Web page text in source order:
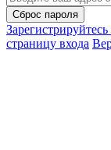
Сброс пароля
Зарегистрируйтесь
страницу входа